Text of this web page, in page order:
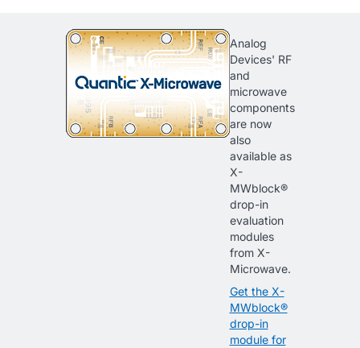
Analog
Devices' RF
and
microwave
components
are now
also
available as
X-
MWblock®
drop-in
evaluation
modules
from X-
Microwave.
Get the X-
MWblock®
drop-in
module for